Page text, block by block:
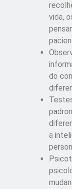
vida,
do
a